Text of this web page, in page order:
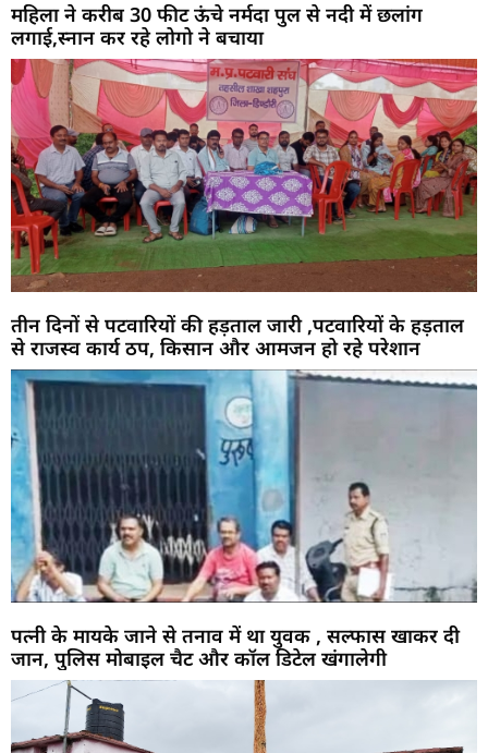
महिला ने करीब 30 फीट ऊंचे नर्मदा पुल से नदी में छलांग
लगाई,स्नान कर रहे लोगो ने बचाया
तीन दिनों से पटवारियों की हड़ताल जारी ,पटवारियों के हड़ताल
से राजस्व कार्य ठप, किसान और आमजन हो रहे परेशान
पत्नी के मायके जाने से तनाव में था युवक , सल्फास खाकर दी
जान, पुलिस मोबाइल चैट और कॉल डिटेल खंगालेगी